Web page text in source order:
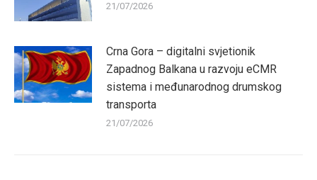
21/07/2026
Crna Gora – digitalni svjetionik
Zapadnog Balkana u razvoju eCMR
sistema i međunarodnog drumskog
transporta
21/07/2026